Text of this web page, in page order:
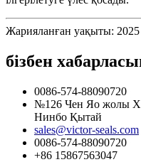
Жарияланған уақыты:
бізбен
0086-574-88090720
№126 Чен Яо жолы
Нинбо Қытай
sales@victor-seals.com
0086-574-88090720
+86 15867563047